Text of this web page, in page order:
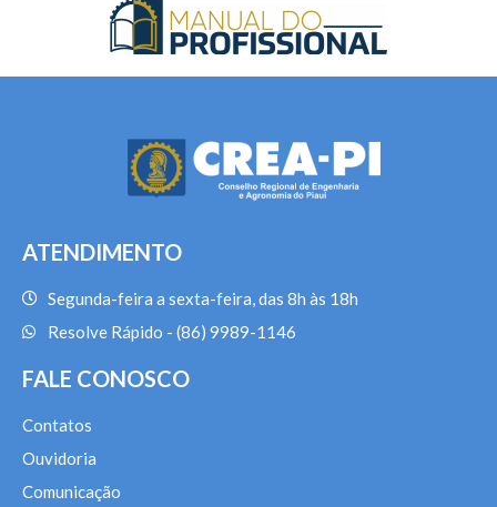
ATENDIMENTO
Segunda-feira a sexta-feira, das 8h às 18h
Resolve Rápido - (86) 9989-1146
FALE CONOSCO
Contatos
Ouvidoria
Comunicação